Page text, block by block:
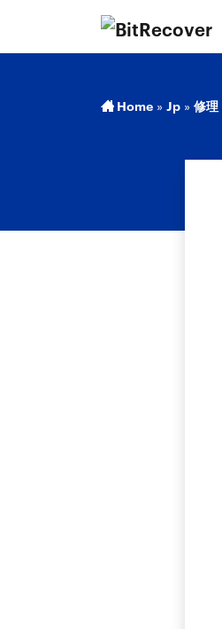
Home » Jp » 修理